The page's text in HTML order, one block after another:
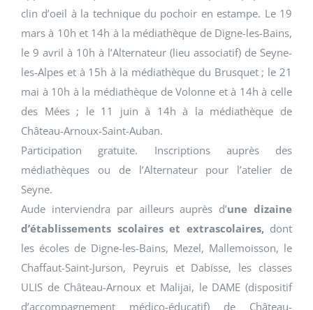
clin d’oeil à la technique du pochoir en estampe. Le 19
mars à 10h et 14h à la médiathèque de Digne-les-Bains,
le 9 avril à 10h à l’Alternateur (lieu associatif) de Seyne-
les-Alpes et à 15h à la médiathèque du Brusquet ; le 21
mai à 10h à la médiathèque de Volonne et à 14h à celle
des Mées ; le 11 juin à 14h à la médiathèque de
Château-Arnoux-Saint-Auban.
Participation gratuite. Inscriptions auprès des
médiathèques ou de l’Alternateur pour l’atelier de
Seyne.
Aude interviendra par ailleurs auprès d’une dizaine
d’établissements scolaires et extrascolaires,dont
les écoles de Digne-les-Bains, Mezel, Mallemoisson, le
Chaffaut-Saint-Jurson, Peyruis et Dabisse, les classes
ULIS de Château-Arnoux et Malijai, le DAME (dispositif
d’accompagnement médico-éducatif) de Château-